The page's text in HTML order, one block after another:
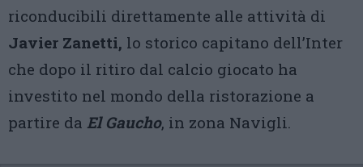
riconducibili direttamente alle attività di
Javier Zanetti, lo storico capitano dell’Inter
che dopo il ritiro dal calcio giocato ha
investito nel mondo della ristorazione a
partire da El Gaucho, in zona Navigli.